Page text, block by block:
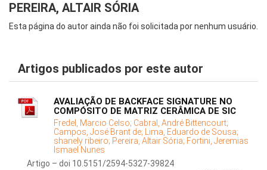
PEREIRA, ALTAIR SÓRIA
Esta página do autor ainda não foi solicitada por nenhum usuário.
Artigos publicados por este autor
AVALIAÇÃO DE BACKFACE SIGNATURE NO
COMPÓSITO DE MATRIZ CERÂMICA DE SIC
Fredel, Marcio Celso; Cabral, André Bittencourt;
Campos, José Brant de; Lima, Eduardo de Sousa;
shanely ribeiro; Pereira, Altair Sória; Fortini, Jeremias
Ismael Nunes
Artigo – doi 10.5151/2594-5327-39824